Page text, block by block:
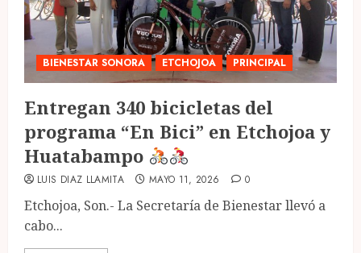
BIENESTAR SONORA ETCHOJOA PRINCIPAL
Entregan 340 bicicletas del
programa “En Bici” en Etchojoa y
Huatabampo
LUIS DIAZ LLAMITA MAYO 11, 2026 0
Etchojoa, Son.- La Secretaría de Bienestar llevó a
cabo...